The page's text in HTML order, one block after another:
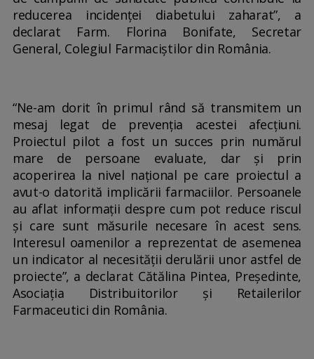
reducerea incidenței diabetului zaharat”, a
declarat Farm. Florina Bonifate, Secretar
General, Colegiul Farmaciștilor din România.
“Ne-am dorit în primul rând să transmitem un
mesaj legat de prevenția acestei afecțiuni.
Proiectul pilot a fost un succes prin numărul
mare de persoane evaluate, dar și prin
acoperirea la nivel național pe care proiectul a
avut-o datorită implicării farmaciilor. Persoanele
au aflat informații despre cum pot reduce riscul
și care sunt măsurile necesare în acest sens.
Interesul oamenilor a reprezentat de asemenea
un indicator al necesității derulării unor astfel de
proiecte”, a declarat Cătălina Pintea, Președinte,
Asociația Distribuitorilor și Retailerilor
Farmaceutici din România.